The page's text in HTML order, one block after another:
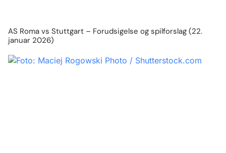
AS Roma vs Stuttgart – Forudsigelse og spilforslag (22.
januar 2026)